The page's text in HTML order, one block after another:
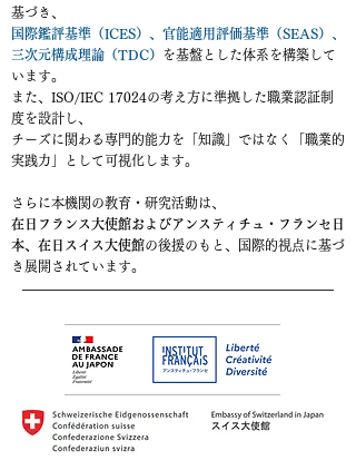
基づき、
国際鑑評基準（ICES）、官能適用評価基準（SEAS）、
三次元構成理論（TDC）
を基盤とした体系を構築して
います。
また、ISO/IEC 17024の考え方に準拠した職業認証制
度を設計し、
チーズに関わる専門的能力を「知識」ではなく「職業的
実践力」として可視化します。
さらに本機関の教育・研究活動は、
在日フランス大使館およびアンスティチュ・フランセ日
本、在日スイス大使館の後援のもと、国際的視点に基づ
き展開されています。